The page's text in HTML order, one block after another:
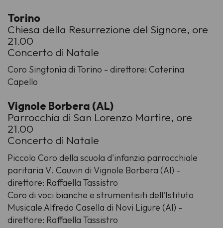
Torino
Chiesa della Resurrezione del Signore, ore
21.00
Concerto di Natale
Coro Singtonìa di Torino - direttore: Caterina
Capello
Vignole Borbera (AL)
Parrocchia di San Lorenzo Martire, ore
21.00
Concerto di Natale
Piccolo Coro della scuola d'infanzia parrocchiale
paritaria V. Cauvin di Vignole Borbera (Al) -
direttore: Raffaella Tassistro
Coro di voci bianche e strumentisiti dell'Istituto
Musicale Alfredo Casella di Novi Ligure (Al) -
direttore: Raffaella Tassistro